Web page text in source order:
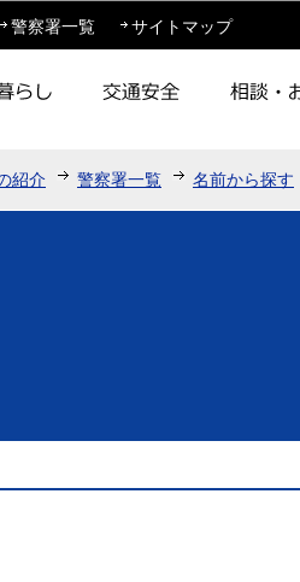
このページの本文へ
警察署一覧 サイトマップ
紹介 警察署一覧 名前から探す